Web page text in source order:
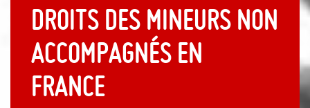
droits des mineurs non
accompagnés en
France